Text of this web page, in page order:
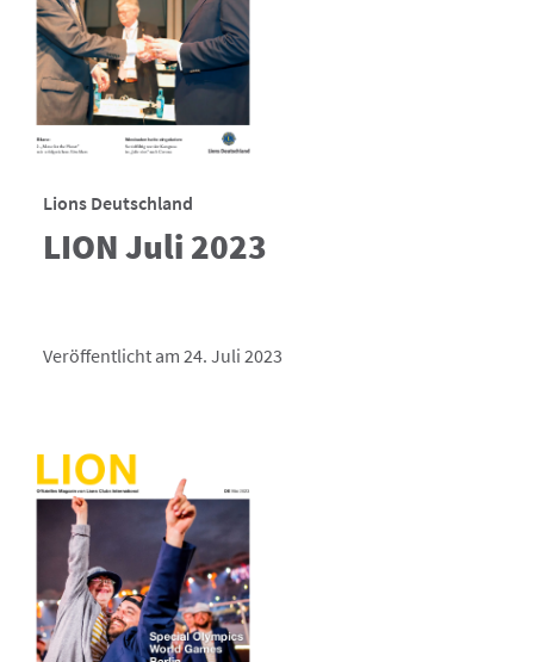
Lions Deutschland
LION Juli 2023
Veröffentlicht am 24. Juli 2023